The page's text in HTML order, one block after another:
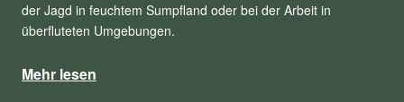
der Jagd in feuchtem Sumpfland oder bei der Arbeit in
überfluteten Umgebungen.
Mehr lesen